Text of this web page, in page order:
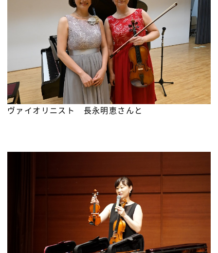
ヴァイオリニスト 長永明恵さんと